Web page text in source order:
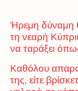
Ήρεμη δύναμη
τη νεαρή
να ταράξει
Καθόλου
της, είτε